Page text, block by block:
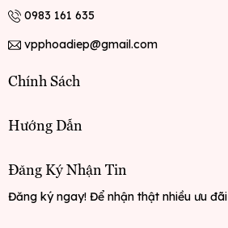
0983 161 635
vpphoadiep@gmail.com
Chính Sách
Hướng Dẫn
Đăng Ký Nhận Tin
Đăng ký ngay! Để nhận thật nhiều ưu đãi